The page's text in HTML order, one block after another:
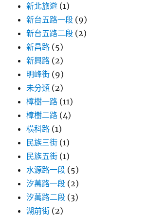
新北旅遊 (1)
新台五路一段 (9)
新台五路二段 (2)
新昌路 (5)
新興路 (2)
明峰街 (9)
未分類 (2)
樟樹一路 (11)
樟樹二路 (4)
橫科路 (1)
民族三街 (1)
民族五街 (1)
水源路一段 (5)
汐萬路一段 (2)
汐萬路二段 (3)
湖前街 (2)